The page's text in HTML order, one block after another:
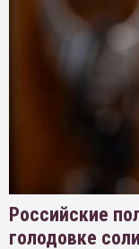
Российские
голодовке